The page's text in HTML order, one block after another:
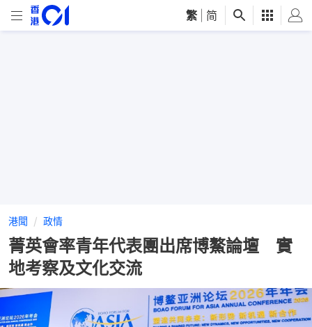
繁 简
港聞 政情
菁英會率青年代表團出席博鰲論壇 實
地考察及文化交流